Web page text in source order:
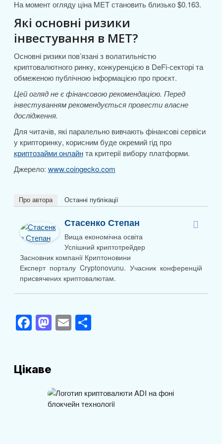
На момент огляду ціна MET становить близько $0.163.
Які основні ризики
інвестування в MET?
Основні ризики пов’язані з волатильністю
криптовалютного ринку, конкуренцією в DeFi-секторі та
обмеженою публічною інформацією про проєкт.
Цей огляд не є фінансовою рекомендацією. Перед
інвестуванням рекомендується провести власне
дослідження.
Для читачів, які паралельно вивчають фінансові сервіси
у крипторинку, корисним буде окремий гід про
криптозайми онлайнта критерії вибору платформи.
Джерело: www.coingecko.com
Про автора Останні публікації
Стасенко Степан
Вища економічна освіта
Успішний криптотрейдер
Засновник компанії Криптоновини
Експерт порталу Cryptonovunu. Учасник конференцій
присвячених криптовалютам.
F
a
e
M
a
d
o
E
m
П
и
т
Цікаве